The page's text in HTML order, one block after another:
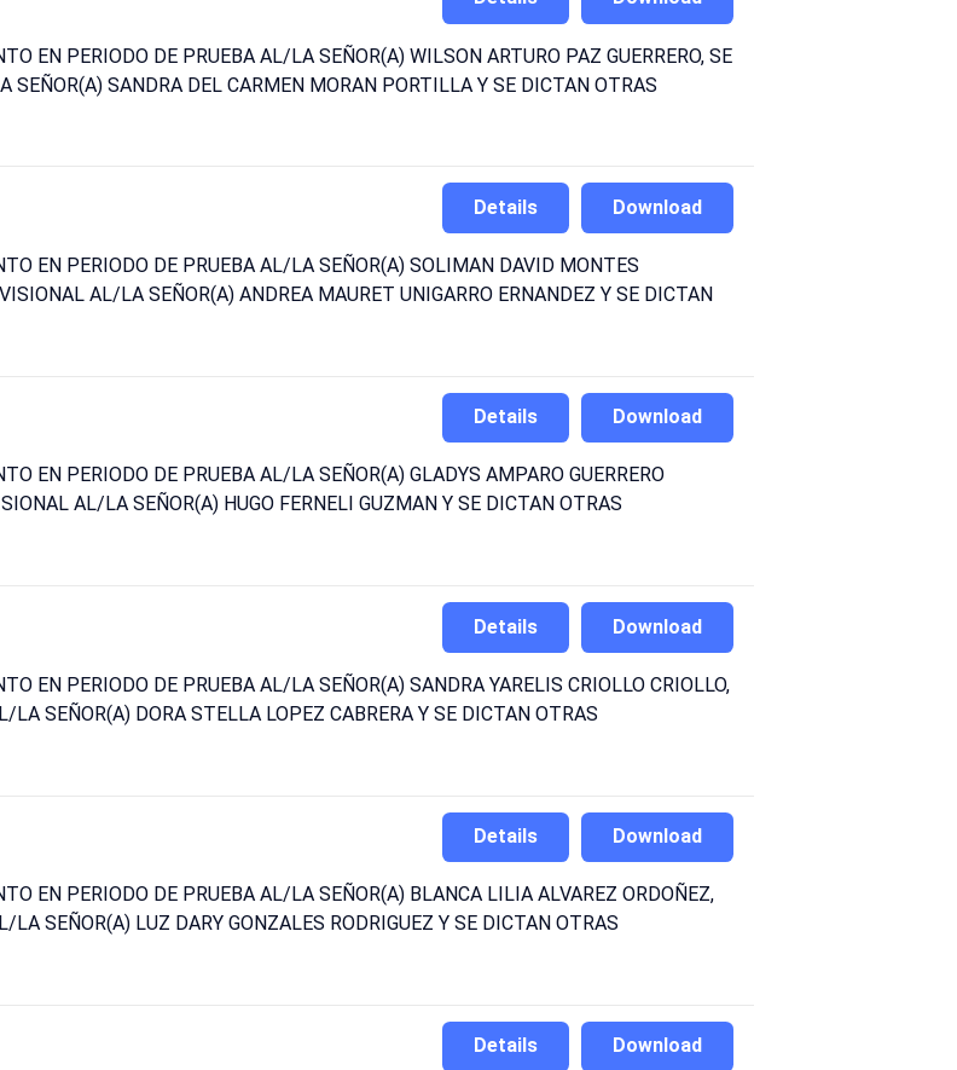
EN PERIODO DE PRUEBA AL/LA SEÑOR(A) WILSON ARTURO PAZ GUERRERO, SE
SANDRA DEL CARMEN MORAN PORTILLA Y SE DICTAN OTRAS
Download
Details
EN PERIODO DE PRUEBA AL/LA SEÑOR(A) SOLIMAN DAVID MONTES
AL/LA SEÑOR(A) ANDREA MAURET UNIGARRO ERNANDEZ Y SE DICTAN
Download
Details
EN PERIODO DE PRUEBA AL/LA SEÑOR(A) GLADYS AMPARO GUERRERO
AL/LA SEÑOR(A) HUGO FERNELI GUZMAN Y SE DICTAN OTRAS
Download
Details
EN PERIODO DE PRUEBA AL/LA SEÑOR(A) SANDRA YARELIS CRIOLLO CRIOLLO,
SEÑOR(A) DORA STELLA LOPEZ CABRERA Y SE DICTAN OTRAS
Download
Details
EN PERIODO DE PRUEBA AL/LA SEÑOR(A) BLANCA LILIA ALVAREZ ORDOÑEZ,
SEÑOR(A) LUZ DARY GONZALES RODRIGUEZ Y SE DICTAN OTRAS
Download
Details